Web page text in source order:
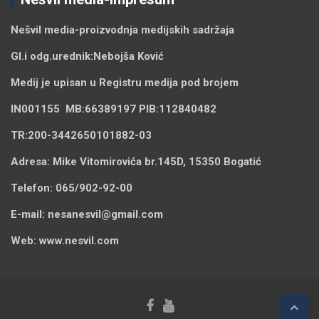
Nešvil media-proizvodnja medijskih sadržaja
Gl.i odg.urednik:Nebojša Ković
Medij je upisan u Registru medija pod brojem
IN001155 MB:66389197 PIB:112840482
TR:200-3442650101882-03
Adresa: Mike Vitomirovića br.145D, 15350 Bogatić
Telefon: 065/902-92-00
E-mail: nesanesvil@gmail.com
Web: www.nesvil.com